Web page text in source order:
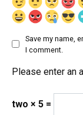
Save my name,
I comment.
Please enter an
two × 5 =